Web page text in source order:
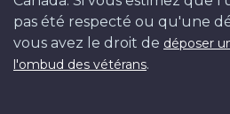
pas été respecté ou qu'une
vous avez le droit de déposer
l'ombud des vétérans.